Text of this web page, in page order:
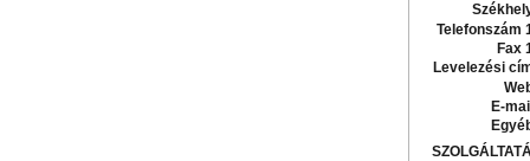
Telefonszám
Fax
Levelezési
E-